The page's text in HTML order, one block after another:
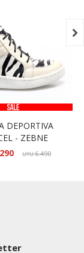
DEPORTIVA
- ZEBNE
UYU6.490
